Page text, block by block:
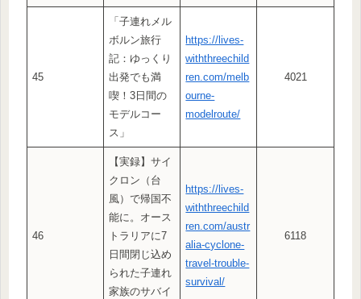
45
「子連れメル
ボルン旅行
記：ゆっくり
出発でも満
喫！3日間の
モデルコー
ス」
https://lives-
withthreechild
ren.com/melb
ourne-
modelroute/
4021
46
【実録】サイ
クロン（台
風）で帰国不
能に。オース
トラリアに7
日間閉じ込め
られた子連れ
家族のサバイ
https://lives-
withthreechild
ren.com/austr
alia-cyclone-
travel-trouble-
survival/
6118